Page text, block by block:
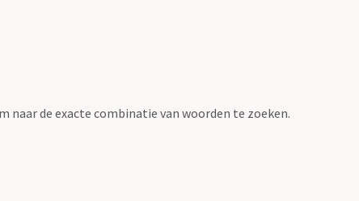
naar de exacte combinatie van woorden te zoeken.